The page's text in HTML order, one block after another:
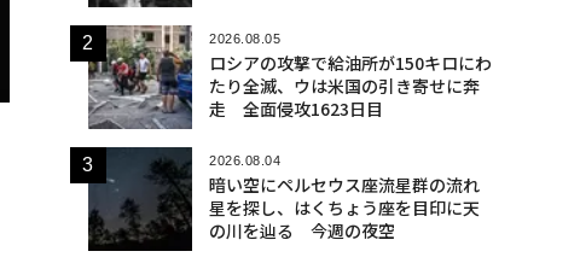
2026.08.05
ロシアの攻撃で給油所が150キロにわ
たり全滅、ウは米国の引き寄せに奔
走 全面侵攻1623日目
2026.08.04
暗い空にペルセウス座流星群の流れ
星を探し、はくちょう座を目印に天
の川を辿る 今週の夜空